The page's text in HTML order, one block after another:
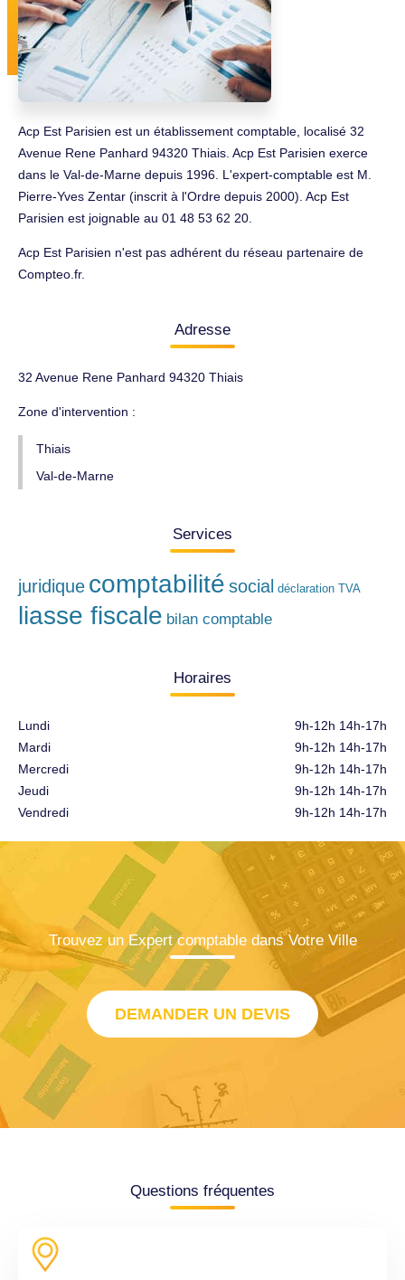
Acp Est Parisien est un établissement comptable, localisé 32
Avenue Rene Panhard 94320 Thiais. Acp Est Parisien exerce
dans le Val-de-Marne depuis 1996. L'expert-comptable est M.
Pierre-Yves Zentar (inscrit à l'Ordre depuis 2000). Acp Est
Parisien est joignable au 01 48 53 62 20.
Acp Est Parisien n'est pas adhérent du réseau partenaire de
Compteo.fr.
Adresse
32 Avenue Rene Panhard 94320 Thiais
Zone d'intervention :
Thiais
Val-de-Marne
Services
juridique comptabilité social déclaration TVA
liasse fiscale bilan comptable
Horaires
Lundi
Mardi
Mercredi
Jeudi
Vendredi
9h-12h 14h-17h
9h-12h 14h-17h
9h-12h 14h-17h
9h-12h 14h-17h
9h-12h 14h-17h
Trouvez un Expert comptable dans Votre Ville
DEMANDER UN DEVIS
Questions fréquentes